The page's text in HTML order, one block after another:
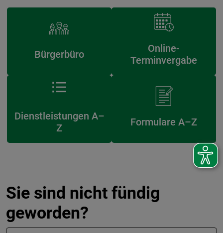
Bürgerbüro
Online-
Terminvergabe
Dienstleistungen A–
Z
Formulare A–Z
Sie sind nicht fündig
geworden?